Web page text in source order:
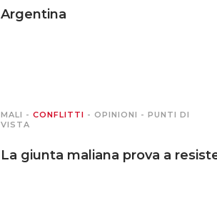
Argentina
MALI - CONFLITTI - OPINIONI - PUNTI DI
VISTA
La giunta maliana prova a